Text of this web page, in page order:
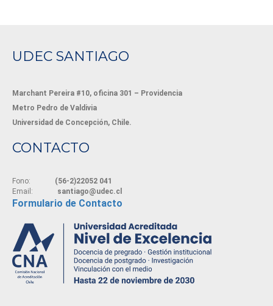
UDEC SANTIAGO
Marchant Pereira #10, oficina 301 – Providencia
Metro Pedro de Valdivia
Universidad de Concepción, Chile.
CONTACTO
Fono:
(56-2)22052 041
Email:
santiago@udec.cl
Formulario de Contacto